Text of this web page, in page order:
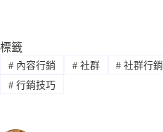
標籤
#內容行銷 #社群 # 社群行銷
#行銷技巧